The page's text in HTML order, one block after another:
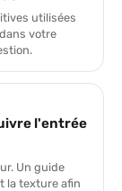
utilisées
votre
l'entrée
Un guide
la texture afin